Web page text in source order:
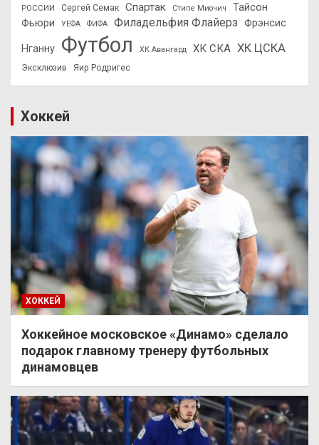
РОССИИ
Сергей Семак Спартак Стипе Миочич
Тайсон
Фьюри
УЕФА ФИФА Филадельфия Флайерз Фрэнсис
Нганну Футбол ХК Авангард ХК СКА ХК ЦСКА
Эксклюзив Яир Родригес
Хоккей
ХОККЕЙ
Хоккейное московское «Динамо» сделало
подарок главному тренеру футбольных
динамовцев